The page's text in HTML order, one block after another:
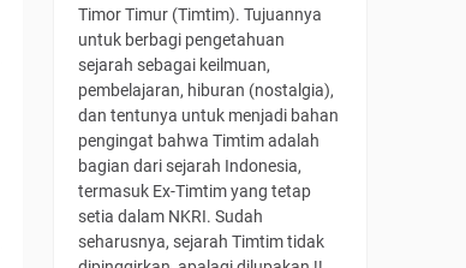
Timor Timur (Timtim). Tujuannya
untuk berbagi pengetahuan
sejarah sebagai keilmuan,
pembelajaran, hiburan (nostalgia),
dan tentunya untuk menjadi bahan
pengingat bahwa Timtim adalah
bagian dari sejarah Indonesia,
termasuk Ex-Timtim yang tetap
setia dalam NKRI. Sudah
seharusnya, sejarah Timtim tidak